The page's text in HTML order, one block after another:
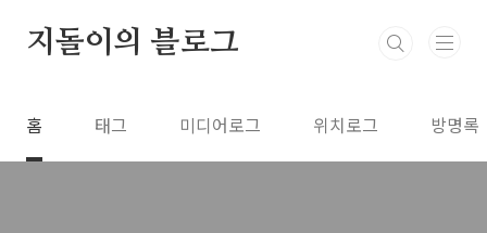
지돌이의 블로그
홈 태그 미디어로그 위치로그 방명록